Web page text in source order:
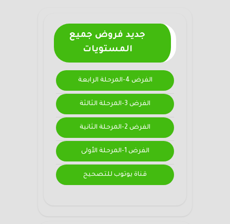
جديد فروض جميع
المستويات
الفرض 4-المرحلة الرابعة
الفرض 3-المرحلة الثالثة
الفرض 2-المرحلة الثانية
الفرض 1-المرحلة الأولى
قناة يوتوب للتصحيح